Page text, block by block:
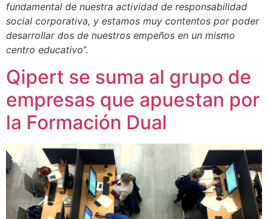
fundamental de nuestra actividad de responsabilidad
social corporativa, y estamos muy contentos por poder
desarrollar dos de nuestros empeños en un mismo
centro educativo”.
Qipert se suma al grupo de
empresas que apuestan por
la Formación Dual